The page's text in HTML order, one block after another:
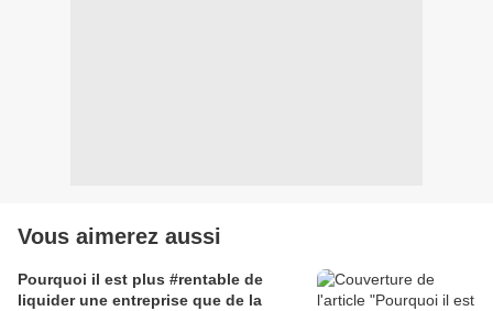
Vous aimerez aussi
Pourquoi il est plus #rentable de
liquider une entreprise que de la